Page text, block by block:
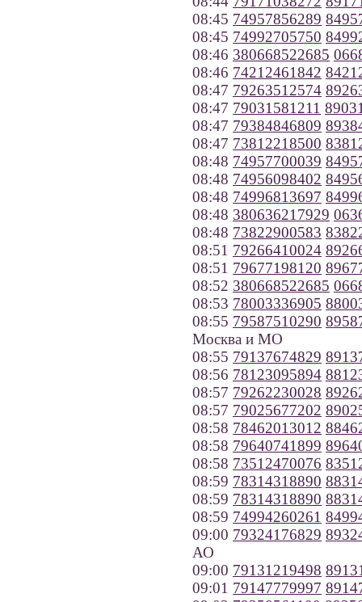
08:45 74957856289
08:45 74992705750
08:46 380668522685
08:46 74212461842
08:47 79263512574
08:47 79031581211
08:47 79384846809
08:47 73812218500
08:48 74957700039
08:48 74956098402
08:48 74996813697
08:48 380636217929
08:48 73822900583
08:51 79266410024
08:51 79677198120
08:52 380668522685
08:53 78003336905
08:55 79587510290
Москва и МО
08:55 79137674829
08:56 78123095894
08:57 79262230028
08:57 79025677202
08:58 78462013012
08:58 79640741899
08:58 73512470076
08:59 78314318890
08:59 78314318890
08:59 74994260261
09:00 79324176829
АО
09:00 79131219498
09:01 79147779997